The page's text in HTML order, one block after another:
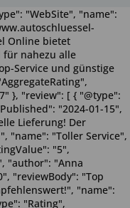
"WebSite", "name":
Online bietet
für nahezu alle
Service und günstige
}, "review": [ { "@type":
"2024-01-15",
Lieferung! Der
"name": "Toller Service",
"5",
"author": "Anna
"reviewBody": "Top
"name":
"Rating",